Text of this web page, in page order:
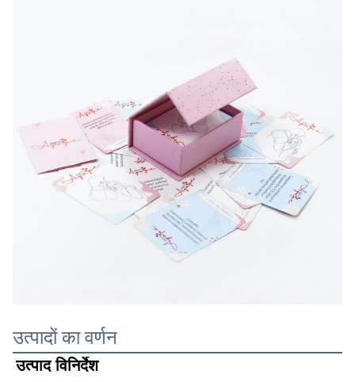
उत्पादों का वर्णन
उत्पाद विनिर्देश